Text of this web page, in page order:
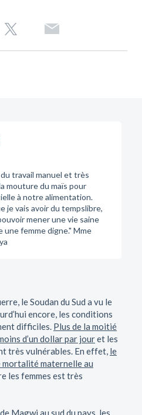
travail manuel et très
mouture du maïs pour
à notre alimentation.
je vais avoir du tempslibre,
mener une vie saine
une femme digne." Mme
le Soudan du Sud a vu le
encore, les conditions
difficiles. Plus de la moitié
d’un dollar par jouret les
très vulnérables. En effet, le
mortalité maternelle au
les femmes est très
Magwi au sud du pays, les